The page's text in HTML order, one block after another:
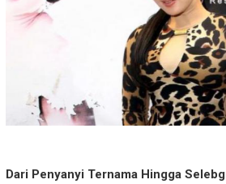
Dari Penyanyi Ternama Hingga